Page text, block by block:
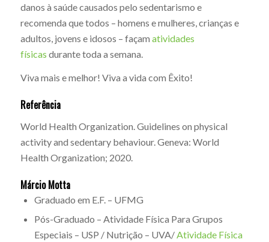
danos à saúde causados pelo sedentarismo e
recomenda que todos – homens e mulheres, crianças e
adultos, jovens e idosos – façam atividades
físicas durante toda a semana.
Viva mais e melhor! Viva a vida com Êxito!
Referência
World Health Organization. Guidelines on physical
activity and sedentary behaviour. Geneva: World
Health Organization; 2020.
Márcio Motta
Graduado em E.F. – UFMG
Pós-Graduado – Atividade Física Para Grupos
Especiais – USP / Nutrição – UVA/ Atividade Física